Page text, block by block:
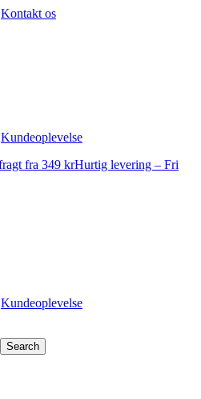
Kontakt os
Kundeoplevelse
Hurtig levering – Fri
Kundeoplevelse
Search